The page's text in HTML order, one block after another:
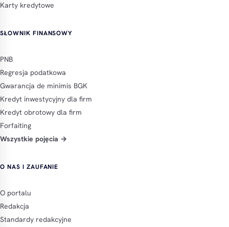
Karty kredytowe
SŁOWNIK FINANSOWY
PNB
Regresja podatkowa
Gwarancja de minimis BGK
Kredyt inwestycyjny dla firm
Kredyt obrotowy dla firm
Forfaiting
Wszystkie pojęcia →
O NAS I ZAUFANIE
O portalu
Redakcja
Standardy redakcyjne